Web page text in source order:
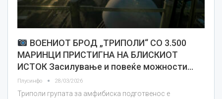
ВОЕНИОТ БРОД „ТРИПОЛИ“ СО 3.500
МАРИНЦИ ПРИСТИГНА НА БЛИСКИОТ
ИСТОК Засилување и повеќе можности…
Плусинфо 28/03/2026
Триполи групата за амфибиска подготвенос е